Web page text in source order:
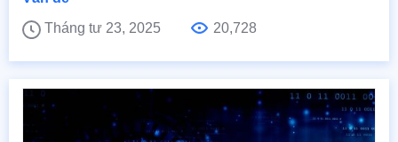
Tháng tư 23, 2025
20,728